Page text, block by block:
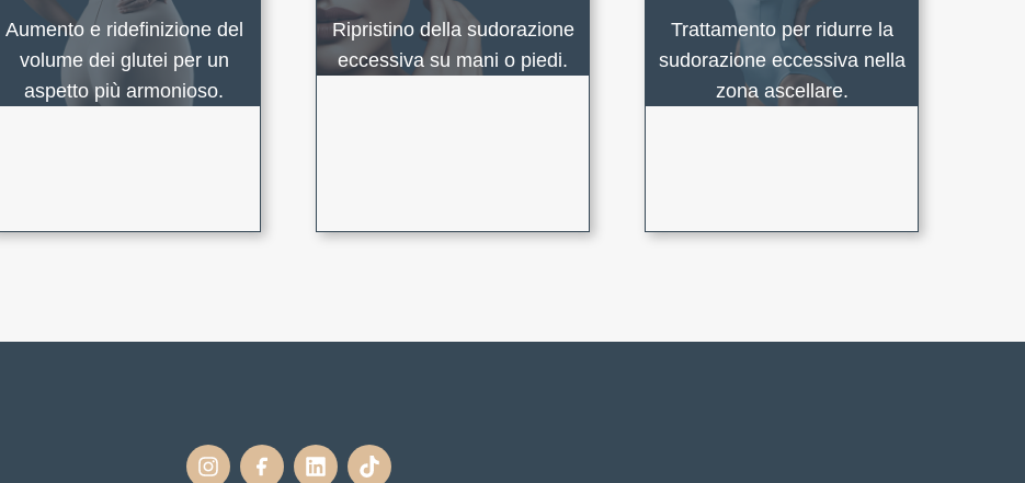
Aumento e ridefinizione del
volume dei glutei per un
aspetto più armonioso.
Ripristino della sudorazione
eccessiva su mani o piedi.
Trattamento per ridurre la
sudorazione eccessiva nella
zona ascellare.